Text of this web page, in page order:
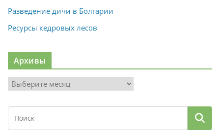
Разведение дичи в Болгарии
Ресурсы кедровых лесов
Архивы
х
в